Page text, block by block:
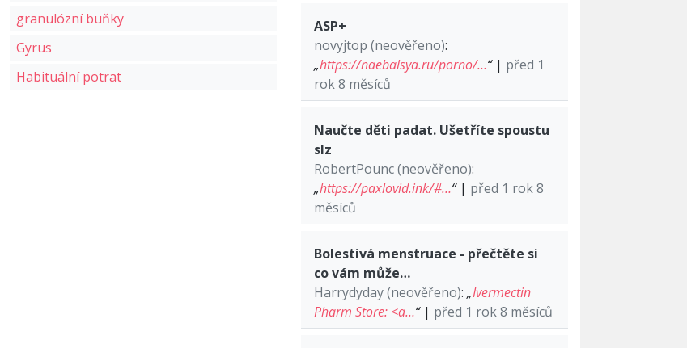
granulózní buňky
Gyrus
Habituální potrat
ASP+
novyjtop (neověřeno):
„https://naebalsya.ru/porno/…“| před 1
rok 8 měsíců
Naučte děti padat. Ušetříte spoustu
slz
RobertPounc (neověřeno):
„https://paxlovid.ink/#…“| před 1 rok 8
měsíců
Bolestivá menstruace - přečtěte si
co vám může…
Harrydyday (neověřeno): „Ivermectin
Pharm Store: <a…“| před 1 rok 8 měsíců